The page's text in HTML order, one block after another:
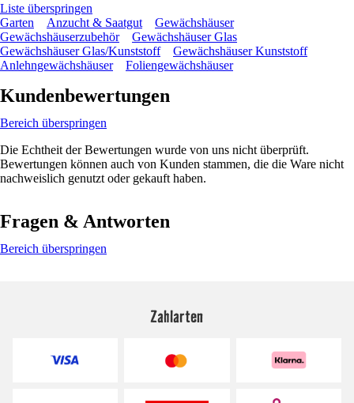
Liste überspringen
Garten
Anzucht & Saatgut
Gewächshäuser
Gewächshäuserzubehör
Gewächshäuser Glas
Gewächshäuser Glas/Kunststoff
Gewächshäuser Kunststoff
Anlehngewächshäuser
Foliengewächshäuser
Kundenbewertungen
Bereich überspringen
Die Echtheit der Bewertungen wurde von uns nicht überprüft.
Bewertungen können auch von Kunden stammen, die die Ware nicht
nachweislich genutzt oder gekauft haben.
Fragen & Antworten
Bereich überspringen
Zahlarten